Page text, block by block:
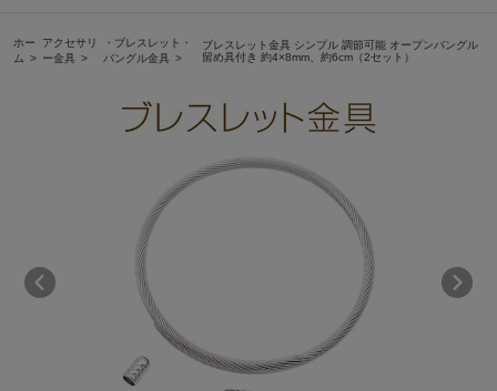
ホー
ム
アクセサリ
ー金具
・ブレスレット・
バングル金具
ブレスレット金具 シンプル 調節可能 オープンバングル
留め具付き 約4×8mm、約6cm（2セット）